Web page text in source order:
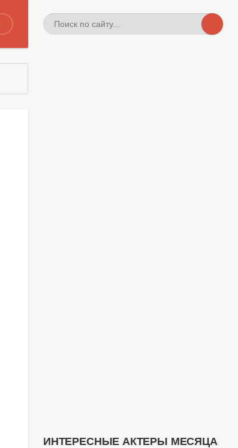
ИНТЕРЕСНЫЕ АКТЕРЫ МЕСЯЦА